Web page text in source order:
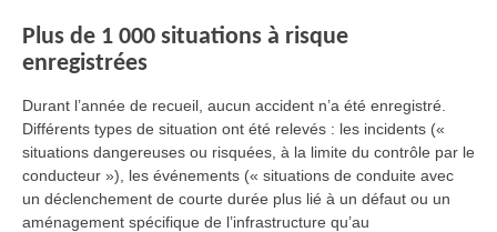
Plus de 1 000 situations à risque
enregistrées
Durant l’année de recueil, aucun accident n’a été enregistré.
Différents types de situation ont été relevés : les incidents («
situations dangereuses ou risquées, à la limite du contrôle par le
conducteur »), les événements (« situations de conduite avec
un déclenchement de courte durée plus lié à un défaut ou un
aménagement spécifique de l’infrastructure qu’au